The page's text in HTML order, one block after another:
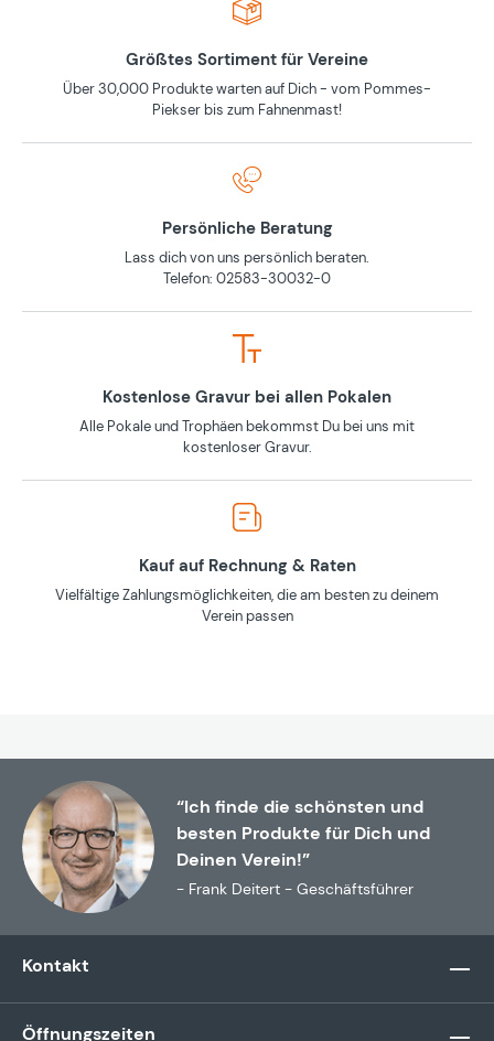
Größtes Sortiment für Vereine
Über 30,000 Produkte warten auf Dich - vom Pommes-
Piekser bis zum Fahnenmast!
Persönliche Beratung
Lass dich von uns persönlich beraten.
Telefon: 02583-30032-0
Kostenlose Gravur bei allen Pokalen
Alle Pokale und Trophäen bekommst Du bei uns mit
kostenloser Gravur.
Kauf auf Rechnung & Raten
Vielfältige Zahlungsmöglichkeiten, die am besten zu deinem
Verein passen
“Ich finde die schönsten und
besten Produkte für Dich und
Deinen Verein!”
- Frank Deitert - Geschäftsführer
Kontakt
Öffnungszeiten